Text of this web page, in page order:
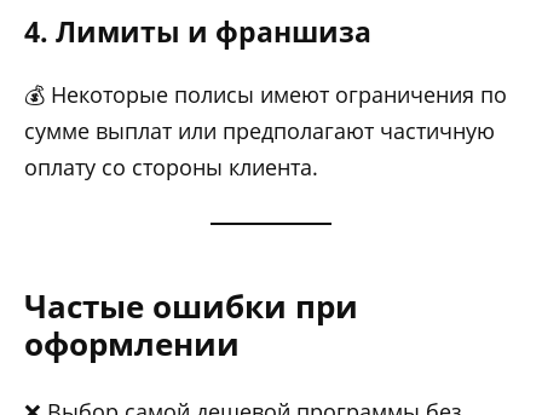
4. Лимиты и франшиза
💰 Некоторые полисы имеют ограничения по
сумме выплат или предполагают частичную
оплату со стороны клиента.
Частые ошибки при
оформлении